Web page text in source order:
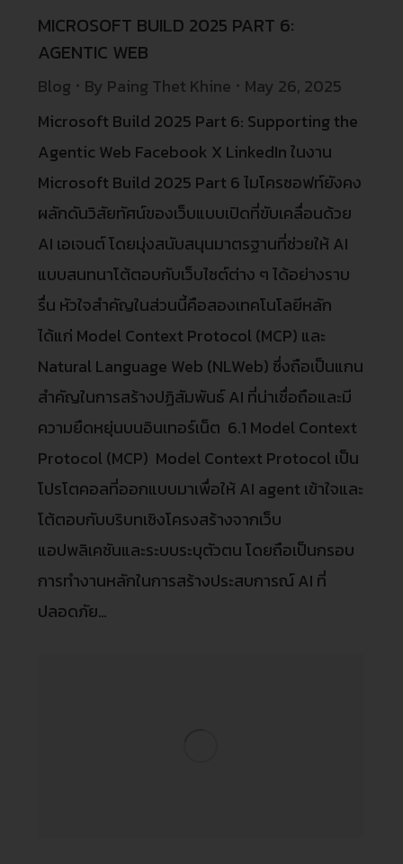
MICROSOFT BUILD 2025 PART 6:
AGENTIC WEB
Blog By Paing Thet Khine
May 26, 2025
Microsoft Build 2025 Part 6: Supporting the
Agentic Web Facebook X LinkedIn ในงาน
Microsoft Build 2025 Part 6 ไมโครซอฟท์ยังคง
ผลักดันวิสัยทัศน์ของเว็บแบบเปิดที่ขับเคลื่อนด้วย
AI เอเจนต์ โดยมุ่งสนับสนุนมาตรฐานที่ช่วยให้ AI
แบบสนทนาโต้ตอบกับเว็บไซต์ต่าง ๆ ได้อย่างราบ
รื่น หัวใจสำคัญในส่วนนี้คือสองเทคโนโลยีหลัก
ได้แก่ Model Context Protocol (MCP) และ
Natural Language Web (NLWeb) ซึ่งถือเป็นแกน
สำคัญในการสร้างปฏิสัมพันธ์ AI ที่น่าเชื่อถือและมี
ความยืดหยุ่นบนอินเทอร์เน็ต 6.1 Model Context
Protocol (MCP) Model Context Protocol เป็น
โปรโตคอลที่ออกแบบมาเพื่อให้ AI agent เข้าใจและ
โต้ตอบกับบริบทเชิงโครงสร้างจากเว็บ
แอปพลิเคชันและระบบระบุตัวตน โดยถือเป็นกรอบ
การทำงานหลักในการสร้างประสบการณ์ AI ที่
ปลอดภัย…